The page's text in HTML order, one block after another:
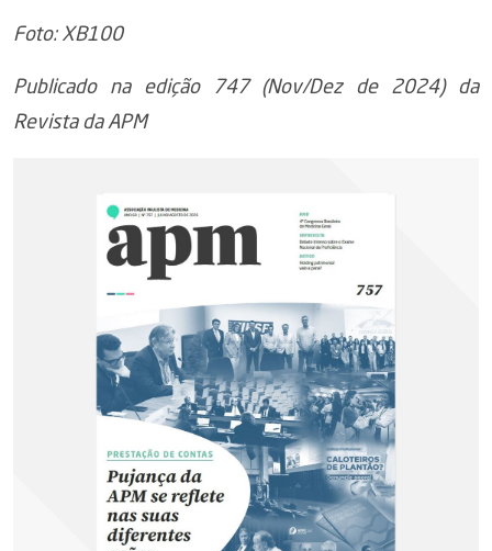
Foto: XB100
Publicado na edição 747 (Nov/Dez de 2024) da
Revista da APM